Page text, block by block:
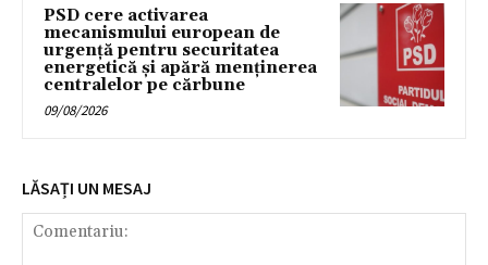
PSD cere activarea
mecanismului european de
urgență pentru securitatea
energetică și apără menținerea
centralelor pe cărbune
09/08/2026
LĂSAȚI UN MESAJ